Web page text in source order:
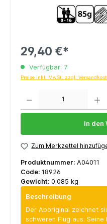
29,40 €*
Verfügbar: 7
Preise inkl. MwSt. zzgl.
In den
Zum Merkzettel
Produktnummer: A04011
Code: 18926
Gewicht: 0.085 kg
Beschreibung
Der Aboriginal zeichnet
schweren Flug aus.